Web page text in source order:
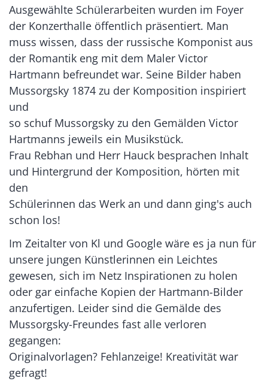
Ausgewählte Schülerarbeiten wurden im Foyer
der Konzerthalle öffentlich präsentiert. Man
muss wissen, dass der russische Komponist aus
der Romantik eng mit dem Maler Victor
Hartmann befreundet war. Seine Bilder haben
Mussorgsky 1874 zu der Komposition inspiriert
und
so schuf Mussorgsky zu den Gemälden Victor
Hartmanns jeweils ein Musikstück.
Frau Rebhan und Herr Hauck besprachen Inhalt
und Hintergrund der Komposition, hörten mit
den
Schülerinnen das Werk an und dann ging's auch
schon los!
Im Zeitalter von Kl und Google wäre es ja nun für
unsere jungen Künstlerinnen ein Leichtes
gewesen, sich im Netz Inspirationen zu holen
oder gar einfache Kopien der Hartmann-Bilder
anzufertigen. Leider sind die Gemälde des
Mussorgsky-Freundes fast alle verloren
gegangen:
Originalvorlagen? Fehlanzeige! Kreativität war
gefragt!